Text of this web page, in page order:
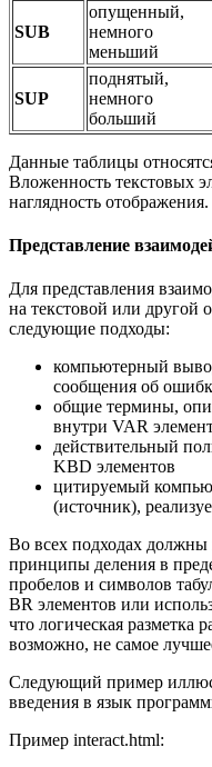
SUB
опущенный,
немного
меньший
SUP
поднятый,
немного
больший
Данные таблицы
Вложенность текстовых
наглядность отображения.
Представление
Для представления
на текстовой или другой
следующие подходы:
компьютерный
сообщения об
общие термины,
внутри VAR
действительный
KBD элементов
цитируемый
(источник),
Во всех подходах
принципы деления в
пробелов и символов
BR элементов или
что логическая разметка
возможно, не самое
Следующий пример
введения в язык
Пример interact.html: